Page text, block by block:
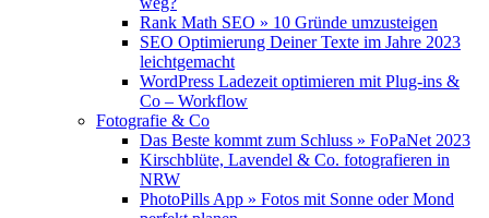
Rank Math SEO » 10 Gründe umzusteigen
SEO Optimierung Deiner Texte im Jahre 2023
leichtgemacht
WordPress Ladezeit optimieren mit Plug-ins &
Co – Workflow
Fotografie & Co
Das Beste kommt zum Schluss » FoPaNet 2023
Kirschblüte, Lavendel & Co. fotografieren in
NRW
PhotoPills App » Fotos mit Sonne oder Mond